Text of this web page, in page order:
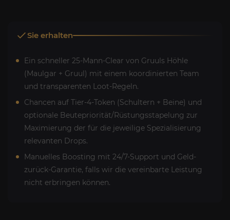
Sie erhalten
Ein schneller 25-Mann-Clear von Gruuls Höhle
(Maulgar + Gruul) mit einem koordinierten Team
und transparenten Loot-Regeln.
Chancen auf Tier-4-Token (Schultern + Beine) und
optionale Beutepriorität/Rüstungsstapelung zur
Maximierung der für die jeweilige Spezialisierung
relevanten Drops.
Manuelles Boosting mit 24/7-Support und Geld-
zurück-Garantie, falls wir die vereinbarte Leistung
nicht erbringen können.